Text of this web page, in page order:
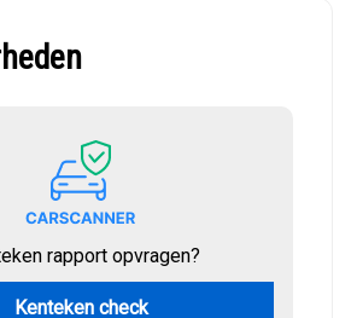
rapport opvragen?
Kenteken check